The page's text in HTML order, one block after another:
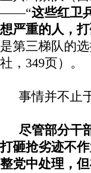
——“这些红卫
想严重的人，
是第三梯队的
社， 349页）。
事情并不止
尽管部分干
打砸抢劣迹不
整党中处理，